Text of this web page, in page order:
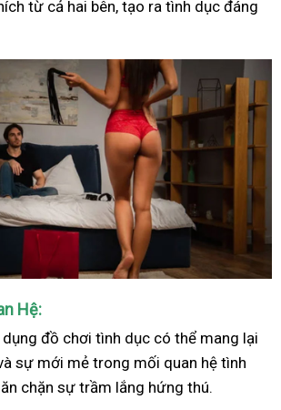
từ cả hai bên, tạo ra tình dục đáng
Hệ:
đồ chơi tình dục có thể mang lại
sự mới mẻ trong mối quan hệ tình
chặn sự trầm lắng hứng thú.